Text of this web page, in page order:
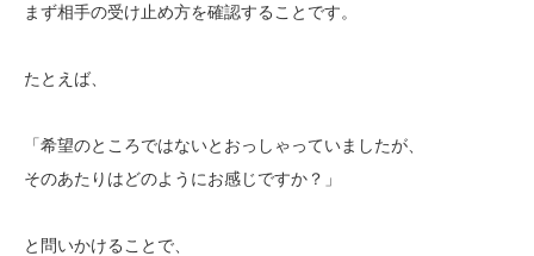
まず相手の受け止め方を確認すること です。
たとえば、
「希望のところではないとおっしゃっていましたが、
そのあたりはどのようにお感じですか？」
と問いかけることで、